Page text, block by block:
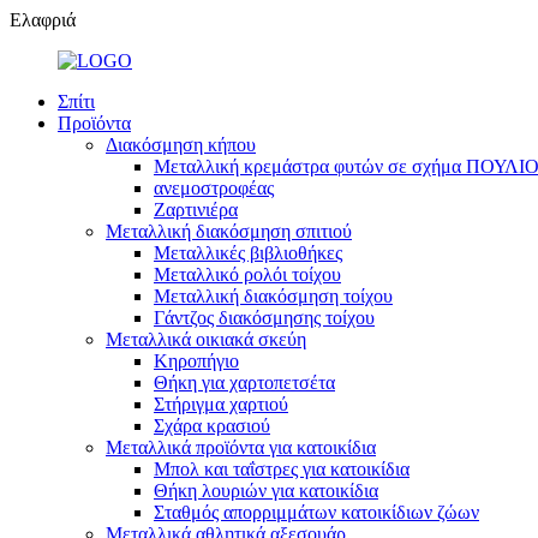
Ελαφριά
Σπίτι
Προϊόντα
Διακόσμηση κήπου
Μεταλλική κρεμάστρα φυτών σε σχήμα
ανεμοστροφέας
Ζαρτινιέρα
Μεταλλική διακόσμηση σπιτιού
Μεταλλικές βιβλιοθήκες
Μεταλλικό ρολόι τοίχου
Μεταλλική διακόσμηση τοίχου
Γάντζος διακόσμησης τοίχου
Μεταλλικά οικιακά σκεύη
Κηροπήγιο
Θήκη για χαρτοπετσέτα
Στήριγμα χαρτιού
Σχάρα κρασιού
Μεταλλικά προϊόντα για κατοικίδια
Μπολ και ταΐστρες για κατοικίδια
Θήκη λουριών για κατοικίδια
Σταθμός απορριμμάτων κατοικίδιων ζώων
Μεταλλικά αθλητικά αξεσουάρ